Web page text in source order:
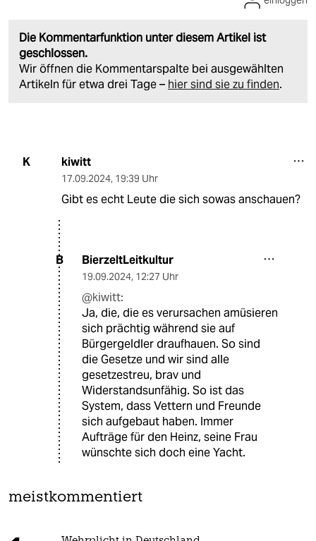
Die Kommentarfunktion unter diesem Artikel ist
geschlossen.
Wir öffnen die Kommentarspalte bei ausgewählten
Artikeln für etwa drei Tage – hier sind sie zu finden.
K kiwitt
17.09.2024, 19:39 Uhr
Gibt es echt Leute die sich sowas anschauen?
B BierzeltLeitkultur
19.09.2024, 12:27 Uhr
@kiwitt:
Ja, die, die es verursachen amüsieren
sich prächtig während sie auf
Bürgergeldler draufhauen. So sind
die Gesetze und wir sind alle
gesetzestreu, brav und
Widerstandsunfähig. So ist das
System, dass Vettern und Freunde
sich aufgebaut haben. Immer
Aufträge für den Heinz, seine Frau
wünschte sich doch eine Yacht.
meistkommentiert